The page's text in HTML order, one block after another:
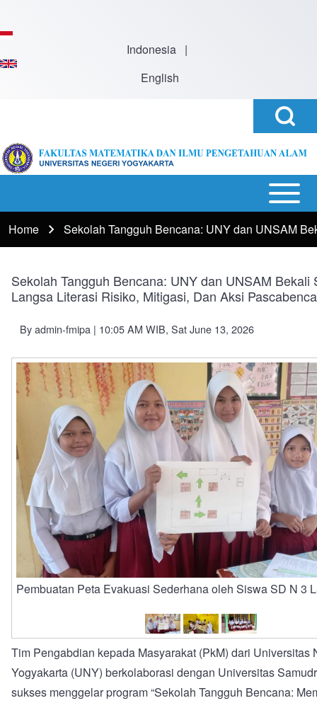
Indonesia |
English
Search
Block
navigation
Open or
Close
horizontal
Menu
Breadcrumb
Home Sekolah Tangguh Bencana: UNY dan UNSAM
Sekolah Tangguh Bencana: UNY dan UNSAM Bekali
Langsa Literasi Risiko, Mitigasi, Dan Aksi
Byadmin-fmipa | 10:05 AM WIB, Sat June 13, 2026
Pembuatan Peta Evakuasi Sederhana oleh Siswa SD N 3
Tim Pengabdian kepada Masyarakat (PkM) dari Universitas
Yogyakarta (UNY) berkolaborasi dengan Universitas
sukses menggelar program “Sekolah Tangguh Bencana: